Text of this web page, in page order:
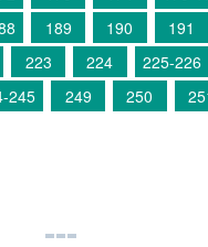
189 190 191
223 224 225-226
245 249 250